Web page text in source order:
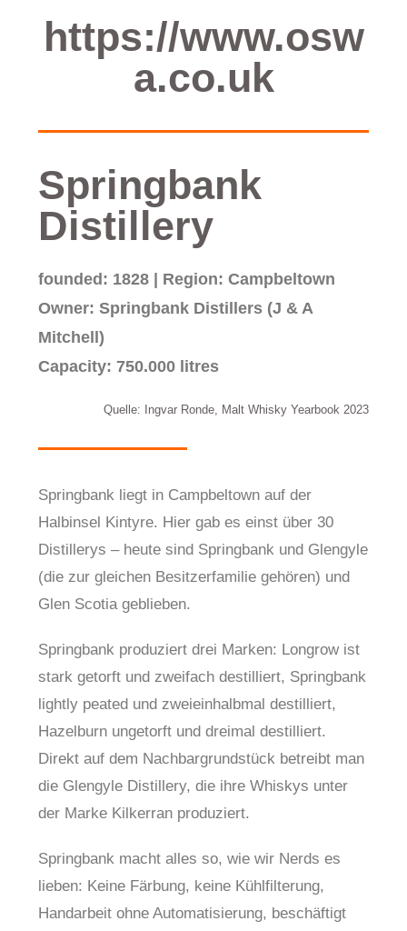
https://www.osw
a.co.uk
Springbank
Distillery
founded: 1828 | Region: Campbeltown
Owner: Springbank Distillers (J & A
Mitchell)
Capacity: 750.000 litres
Quelle: Ingvar Ronde, Malt Whisky Yearbook 2023
Springbank liegt in Campbeltown auf der
Halbinsel Kintyre. Hier gab es einst über 30
Distillerys – heute sind Springbank und Glengyle
(die zur gleichen Besitzerfamilie gehören) und
Glen Scotia geblieben.
Springbank produziert drei Marken: Longrow ist
stark getorft und zweifach destilliert, Springbank
lightly peated und zweieinhalbmal destilliert,
Hazelburn ungetorft und dreimal destilliert.
Direkt auf dem Nachbargrundstück betreibt man
die Glengyle Distillery, die ihre Whiskys unter
der Marke Kilkerran produziert.
Springbank macht alles so, wie wir Nerds es
lieben: Keine Färbung, keine Kühlfilterung,
Handarbeit ohne Automatisierung, beschäftigt